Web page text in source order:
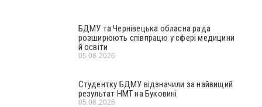
БДМУ та Чернівецька обласна рада
розширюють співпрацю у сфері медицини
й освіти
05.08.2026
Студентку БДМУ відзначили за найвищий
результат НМТ на Буковині
05.08.2026